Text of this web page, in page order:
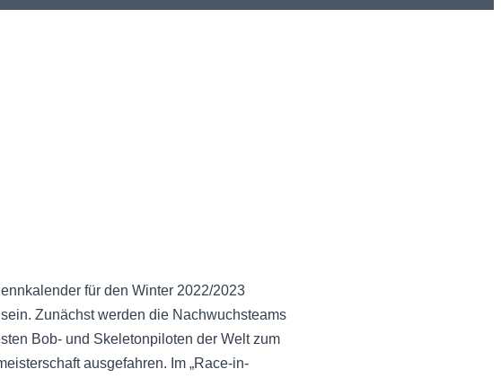
für den Winter 2022/2023
Zunächst werden die Nachwuchsteams
Bob- und Skeletonpiloten der Welt zum
ausgefahren. Im „Race-in-